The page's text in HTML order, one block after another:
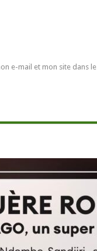
e-mail et mon site dans le